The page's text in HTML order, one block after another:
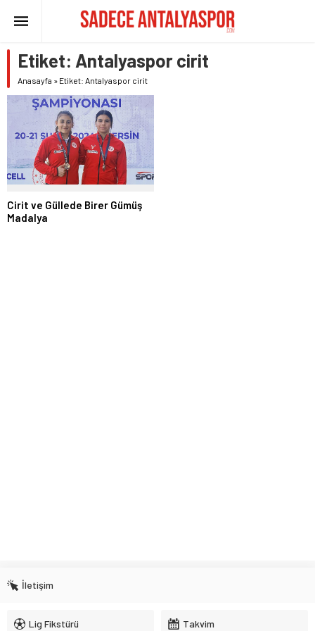
Etiket: Antalyaspor cirit
Anasayfa » Etiket: Antalyaspor cirit
Cirit ve Güllede Birer Gümüş
Madalya
İletişim
Lig Fikstürü Takvim